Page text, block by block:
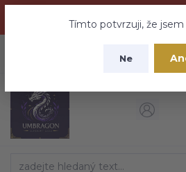
nebuďte vyděšeni zde najdete
Tímto potvrzuji, že jsem
Ne CZK